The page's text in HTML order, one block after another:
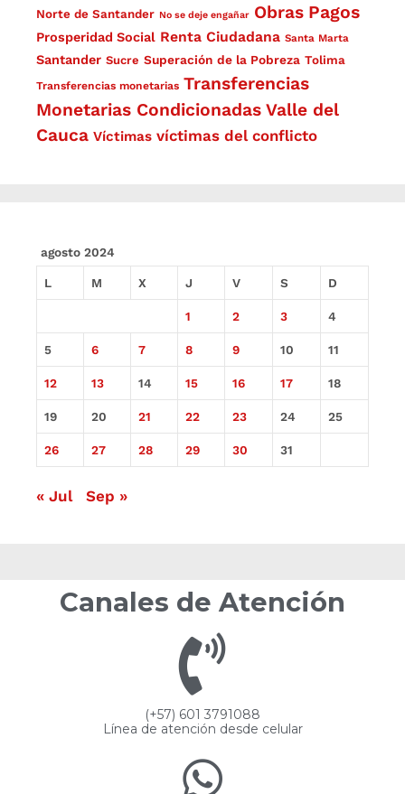
Norte de Santander No se deje engañar Obras Pagos
Prosperidad Social Renta Ciudadana Santa Marta
Santander Sucre Superación de la Pobreza Tolima
Transferencias monetarias Transferencias
Monetarias Condicionadas Valle del
Cauca Víctimas víctimas del conflicto
agosto 2024
L M X J V S D
1 2 3 4
5 6 7 8 9 10 11
12 13 14 15 16 17 18
19 20 21 22 23 24 25
26 27 28 29 30 31
« Jul Sep »
Canales de Atención
(+57) 601 3791088
Línea de atención desde celular